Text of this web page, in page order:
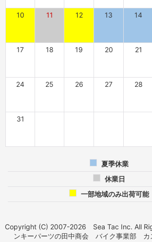
10 11 12 13 14
17 18 19 20 21
24 25 26 27 28
31
夏季休業
休業日
一部地域のみ出荷可能
Copyright (C) 2007-2026 Sea Tac Inc. All
ンキーパーツの田中商会 バイク事業部 カ